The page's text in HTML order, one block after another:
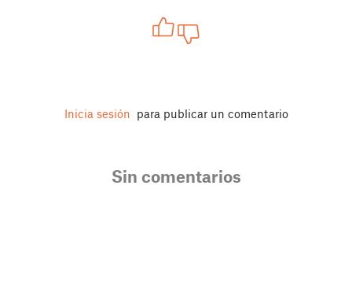
Inicia sesión para publicar un comentario
Sin comentarios